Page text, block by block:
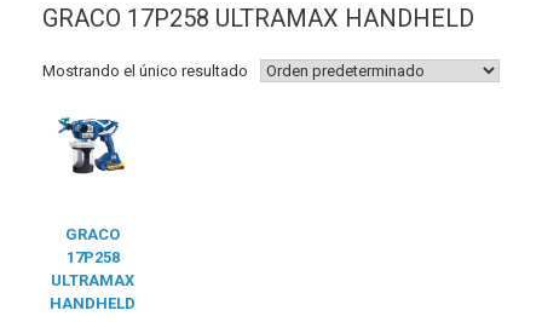
GRACO 17P258 ULTRAMAX HANDHELD
Mostrando el único resultado
GRACO
17P258
ULTRAMAX
HANDHELD